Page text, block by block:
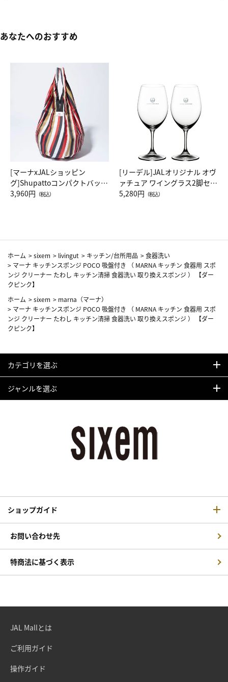
あなたへのおすすめ
[マーナxJALショッピン
グ]Shupattoコンパクトバッグ
Drop JAL客室乗務員（LC）ス
3,960円 （税込）
[リーデル]JALオリジナル オヴ
ァチュア ワイングラス2脚セッ
ト（レッドワイン）
5,280円 （税込）
ホーム >sixem > livingut > キッチン/台所用品 >食器洗い
> マーナ キッチンスポンジ POCO 吸盤付き （ MARNA キッチン 食器用 スポ
ンジ クリーナー たわし キッチン清掃 食器洗い 取り換えスポンジ ） 【ダー
クピンク】
ホーム >sixem > marna（マーナ）
> マーナ キッチンスポンジ POCO 吸盤付き （ MARNA キッチン 食器用 スポ
ンジ クリーナー たわし キッチン清掃 食器洗い 取り換えスポンジ ） 【ダー
クピンク】
カテゴリを選ぶ
ジャンルを選ぶ
ショップガイド
お問い合わせ先
特商法に基づく表示
JAL Mallとは
ご利用ガイド
操作ガイド